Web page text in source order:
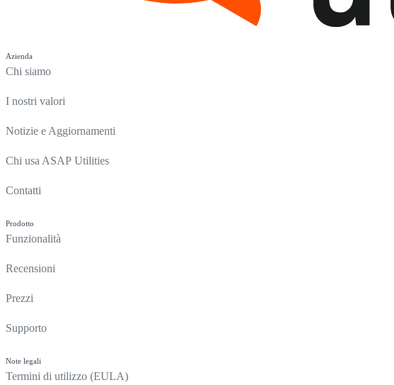
Azienda
Chi siamo
I nostri valori
Notizie e Aggiornamenti
Chi usa ASAP Utilities
Contatti
Prodotto
Funzionalità
Recensioni
Prezzi
Supporto
Note legali
Termini di utilizzo (EULA)